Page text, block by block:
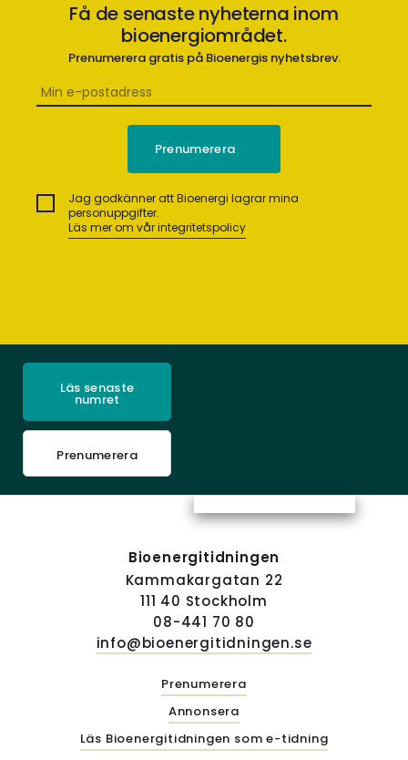
Få de senaste nyheterna inom
bioenergiområdet.
Prenumerera gratis på Bioenergis nyhetsbrev.
Jag godkänner att Bioenergi lagrar mina
personuppgifter.
Läs mer om vår integritetspolicy
Läs senaste
numret
Prenumerera
Bioenergitidningen
Kammakargatan 22
111 40 Stockholm
08-441 70 80
info@bioenergitidningen.se
Prenumerera
Annonsera
Läs Bioenergitidningen som e-tidning